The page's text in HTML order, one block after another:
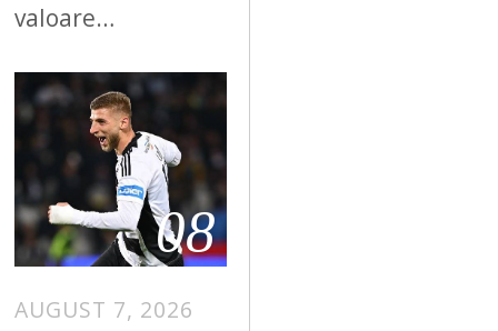
valoare…
08
AUGUST 7, 2026